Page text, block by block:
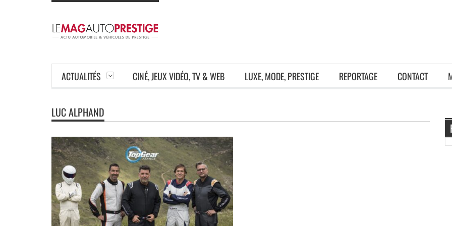
ACTUALITÉS CINÉ, JEUX VIDÉO, TV & WEB LUXE, MODE, PRESTIGE REPORTAGE CONTACT
LUC ALPHAND